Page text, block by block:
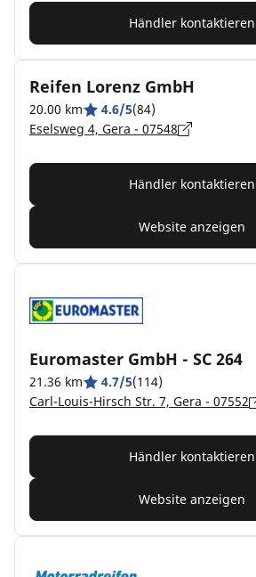
Händler kontaktieren
Reifen Lorenz GmbH
20.00 km 4.6/5(84)
Eselsweg 4, Gera - 07548
Händler kontaktieren
Website anzeigen
Euromaster GmbH - SC 264
21.36 km 4.7/5(114)
Carl-Louis-Hirsch Str. 7, Gera - 07552
Händler kontaktieren
Website anzeigen